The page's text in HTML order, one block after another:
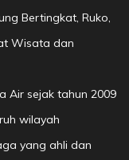
Bertingkat, Ruko,
Wisata dan
Air sejak tahun 2009
wilayah
yang ahli dan